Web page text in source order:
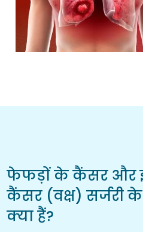
फेफड़ों के कैंसर और
कैंसर (वक्ष) सर्जरी
क्या हैं?